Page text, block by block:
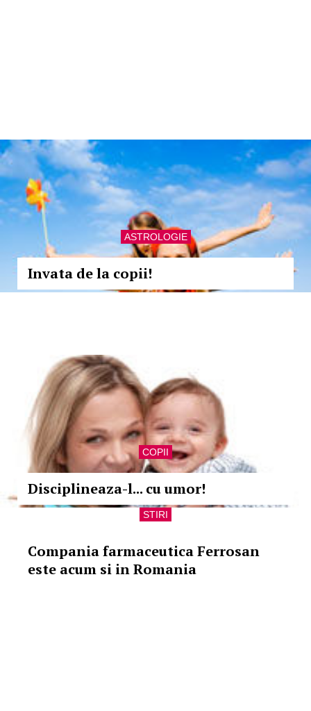
ASTROLOGIE
Invata de la copii!
COPII
Disciplineaza-l... cu umor!
STIRI
Compania farmaceutica Ferrosan
este acum si in Romania